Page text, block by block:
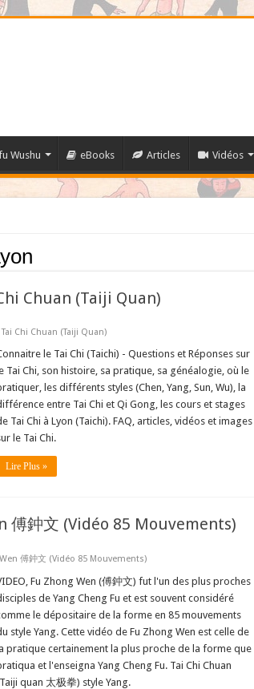
Wushu eBooks Articles Vidéos
Chuan (Taiji Quan)
Chi Chuan (Taiji Quan)
le Tai Chi (Taichi) - Questions et Réponses sur
Tai Chi, son histoire, sa pratique, sa généalogie, où le
les différents styles (Chen, Yang, Sun, Wu), la
entre Tai Chi et Qi Gong, les cours et stages
Tai Chi à Lyon (Taichi). FAQ, articles, vidéos et images
le Tai Chi.
Lire Plus »
傅鈡文 (Vidéo 85 Mouvements)
傅鈡文 (Vidéo 85 Mouvements)
Fu Zhong Wen (傅鈡文) fut l'un des plus proches
de Yang Cheng Fu et est souvent considéré
le dépositaire de la forme en 85 mouvements
style Yang. Cette vidéo de Fu Zhong Wen est celle de
la pratique certainement la plus proche de la forme que
et l'enseigna Yang Cheng Fu. Tai Chi Chuan
quan 太极拳) style Yang.